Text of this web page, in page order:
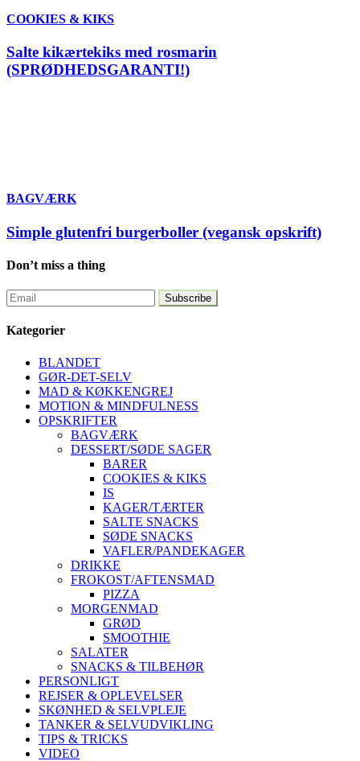
COOKIES & KIKS
Salte kikærtekiks med rosmarin
(SPRØDHEDSGARANTI!)
BAGVÆRK
Simple glutenfri burgerboller (vegansk opskrift)
Don’t miss a thing
Kategorier
BLANDET
GØR-DET-SELV
MAD & KØKKENGREJ
MOTION & MINDFULNESS
OPSKRIFTER
BAGVÆRK
DESSERT/SØDE SAGER
BARER
COOKIES & KIKS
IS
KAGER/TÆRTER
SALTE SNACKS
SØDE SNACKS
VAFLER/PANDEKAGER
DRIKKE
FROKOST/AFTENSMAD
PIZZA
MORGENMAD
GRØD
SMOOTHIE
SALATER
SNACKS & TILBEHØR
PERSONLIGT
REJSER & OPLEVELSER
SKØNHED & SELVPLEJE
TANKER & SELVUDVIKLING
TIPS & TRICKS
VIDEO